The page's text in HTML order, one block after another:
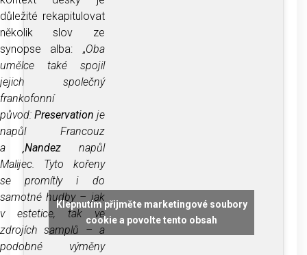
důležité rekapitulovat
několik slov ze
synopse alba: „Oba
umělce také spojil
jejich společný
frankofonní
původ: Preservation je
napůl Francouz
a
‚Nandez napůl
Malijec. Tyto kořeny
se promítly i do
samotné hudby – jak
v estetice, tak ve
zdrojích samplů – a
podobné výměny
Klepnutím přijměte marketingové soubory
cookie a povolte tento obsah